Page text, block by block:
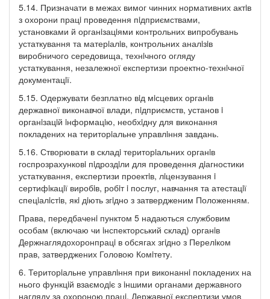
5.14. Призначати в межах вимог чинних нормативних актiв
з охорони працi проведення пiдприємствами,
установками й органiзацiями контрольних випробувань
устаткування та матерiалiв, контрольних аналiзiв
виробничого середовища, технiчного огляду
устаткування, незалежної експертизи проектно-технiчної
документацiї.
5.15. Одержувати безплатно вiд мiсцевих органiв
державної виконавчої влади, пiдприємств, установ i
органiзацiй iнформацiю, необхiдну для виконання
покладених на територiальне управлiння завдань.
5.16. Створювати в складi територiальних органiв
госпрозрахунковi пiдроздiли для проведення дiагностики
устаткування, експертизи проектiв, лiцензування i
сертифiкацiї виробiв, робiт i послуг, навчання та атестацiї
спецiалiстiв, якi дiють згiдно з затвердженим Положенням.
Права, передбаченi пунктом 5 надаються службовим
особам (включаю чи iнспекторський склад) органiв
Держнаглядохоронпрацi в обсягах згiдно з Перелiком
прав, затверджених Головою Комiтету.
6. Територiальне управлiння при виконаннi покладених на
нього функцiй взаємодiє з iншими органами державного
нагляду за охороною працi, Державної експертизи умов